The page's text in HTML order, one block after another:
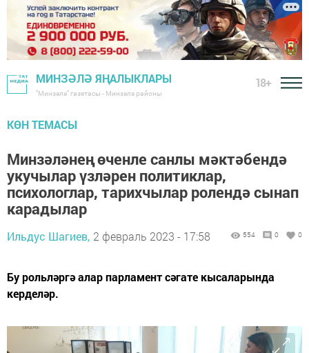
МИНЗӘЛӘ ЯҢАЛЫКЛАРЫ
"Минзәлә" газетасы - Минзәлә районы
18+
КӨН ТЕМАСЫ
Минзәләнең өченле санлы мәктәбендә
укучылар үзләрен политиклар,
психологлар, тарихчылар ролендә сынап
карадылар
Ильдус Шагиев, 2 февраль 2023 - 17:58 554 0 0
Бу рольләргә алар парламент сәгате кысаларында
керделәр.